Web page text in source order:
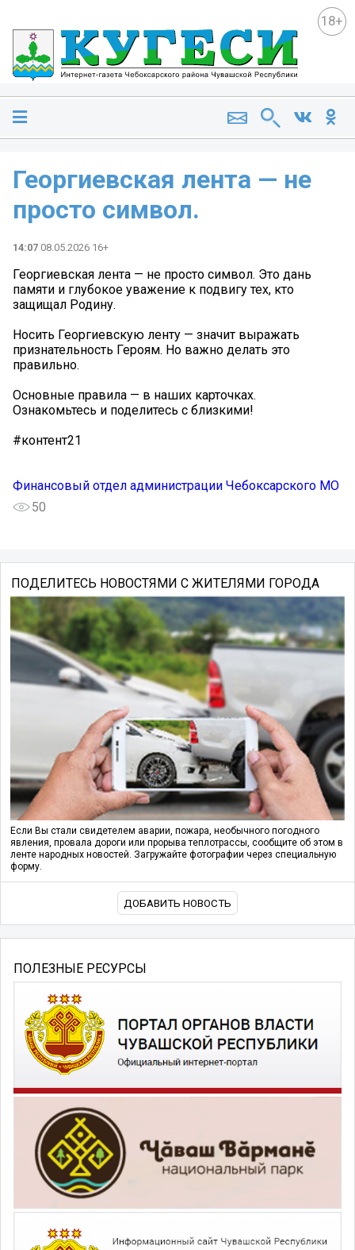
18+
Георгиевская лента — не
просто символ.
14:07 08.05.2026 16+
Георгиевская лента — не просто символ. Это дань
памяти и глубокое уважение к подвигу тех, кто
защищал Родину.
Носить Георгиевскую ленту — значит выражать
признательность Героям. Но важно делать это
правильно.
Основные правила — в наших карточках.
Ознакомьтесь и поделитесь с близкими!
#контент21
Финансовый отдел администрации Чебоксарского МО
50
ПОДЕЛИТЕСЬ НОВОСТЯМИ С ЖИТЕЛЯМИ ГОРОДА
Если Вы стали свидетелем аварии, пожара, необычного погодного
явления, провала дороги или прорыва теплотрассы, сообщите об этом в
ленте народных новостей. Загружайте фотографии через специальную
форму.
ДОБАВИТЬ НОВОСТЬ
ПОЛЕЗНЫЕ РЕСУРСЫ